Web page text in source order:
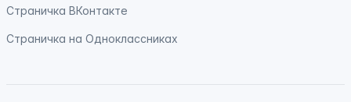
Страничка ВКонтакте
Страничка на Одноклассниках